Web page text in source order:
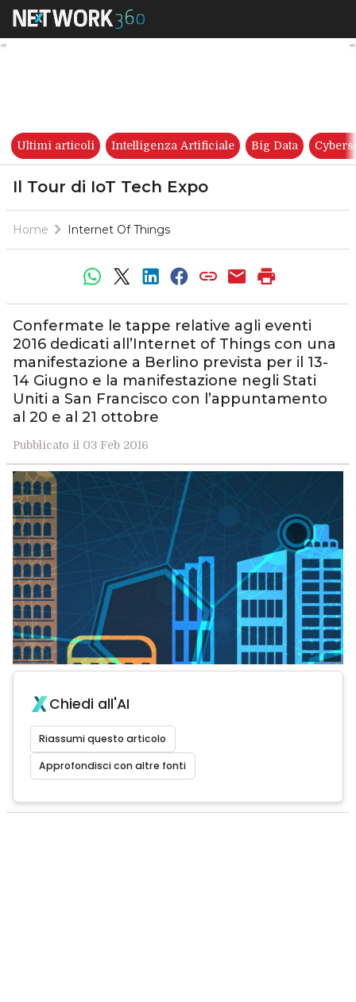
Il Tour di IoT Tech Expo
Ultimi articoli Intelligenza Artificiale Big Data
Il Tour di IoT Tech Expo
Home Internet Of Things
Confermate le tappe relative agli eventi
2016 dedicati all’Internet of Things con una
manifestazione a Berlino prevista per il 13-
14 Giugno e la manifestazione negli Stati
Uniti a San Francisco con l’appuntamento
al 20 e al 21 ottobre
Pubblicato il 03 Feb 2016
Chiedi all'AI
Riassumi questo articolo
Approfondisci con altre fonti